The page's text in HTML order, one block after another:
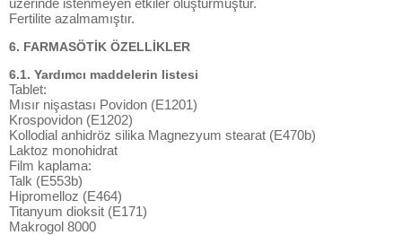
üzerinde istenmeyen etkiler oluşturmuştur.
Fertilite azalmamıştır.
6. FARMASÖTİK ÖZELLİKLER
6.1. Yardımcı maddelerin listesi
Tablet:
Mısır nişastası Povidon (E1201)
Krospovidon (E1202)
Kollodial anhidröz silika Magnezyum stearat (E470b)
Laktoz monohidrat
Film kaplama:
Talk (E553b)
Hipromelloz (E464)
Titanyum dioksit (E171)
Makrogol 8000